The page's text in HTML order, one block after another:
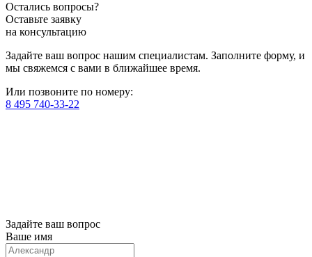
Остались вопросы?
Оставьте заявку
на консультацию
Задайте ваш вопрос нашим специалистам. Заполните форму, и
мы свяжемся с вами в ближайшее время.
Или позвоните по номеру:
8 495 740-33-22
Задайте ваш вопрос
Ваше имя